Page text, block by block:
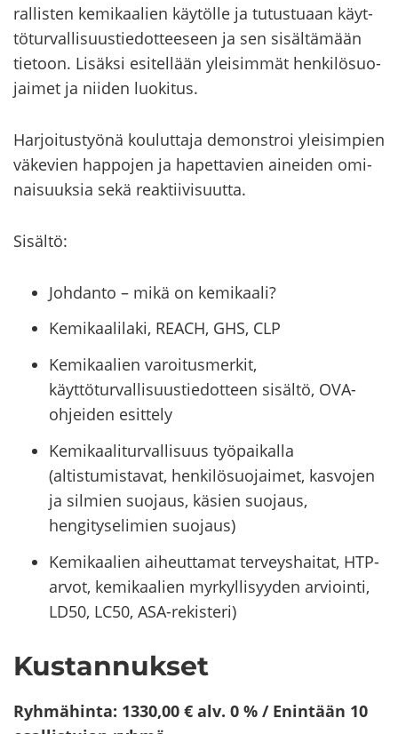
ral­lis­ten ke­mi­kaa­lien käy­töl­le ja tu­tus­tu­aan käyt­
tö­tur­val­li­suus­tie­dot­tee­seen ja sen si­säl­tä­mään
tie­toon. Li­säk­si esi­tel­lään ylei­sim­mät hen­ki­lö­suo­
jai­met ja nii­den luo­ki­tus.
Har­joi­tus­työ­nä kou­lut­ta­ja de­mon­stroi ylei­sim­pien
vä­ke­vien hap­po­jen ja ha­pet­ta­vien ai­nei­den omi­
nai­suuk­sia sekä reak­tii­vi­suut­ta.
Si­säl­tö:
Johdanto – mikä on kemikaali?
Kemikaalilaki, REACH, GHS, CLP
Kemikaalien varoitusmerkit,
käyttöturvallisuustiedotteen sisältö, OVA-
ohjeiden esittely
Kemikaaliturvallisuus työpaikalla
(altistumistavat, henkilösuojaimet, kasvojen
ja silmien suojaus, käsien suojaus,
hengityselimien suojaus)
Kemikaalien aiheuttamat terveyshaitat, HTP-
arvot, kemikaalien myrkyllisyyden arviointi,
LD50, LC50, ASA-rekisteri)
Kus­tan­nuk­set
Ryh­mä­hin­ta: 1330,00 € alv. 0 % / Enin­tään 10